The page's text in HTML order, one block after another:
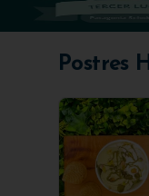
Postres